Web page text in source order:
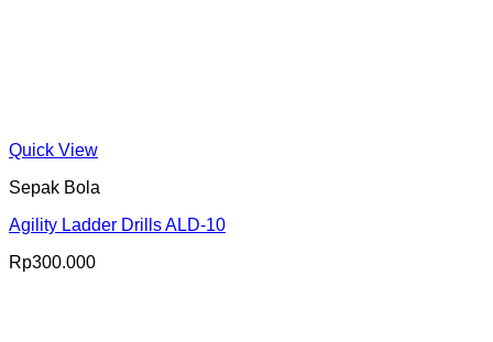
Quick View
Sepak Bola
Agility Ladder Drills ALD-10
Rp300.000